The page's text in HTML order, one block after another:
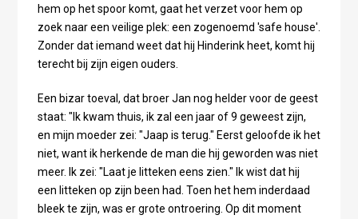
hem op het spoor komt, gaat het verzet voor hem op
zoek naar een veilige plek: een zogenoemd 'safe house'.
Zonder dat iemand weet dat hij Hinderink heet, komt hij
terecht bij zijn eigen ouders.
Een bizar toeval, dat broer Jan nog helder voor de geest
staat: "Ik kwam thuis, ik zal een jaar of 9 geweest zijn,
en mijn moeder zei: "Jaap is terug." Eerst geloofde ik het
niet, want ik herkende de man die hij geworden was niet
meer. Ik zei: "Laat je litteken eens zien." Ik wist dat hij
een litteken op zijn been had. Toen het hem inderdaad
bleek te zijn, was er grote ontroering. Op dit moment